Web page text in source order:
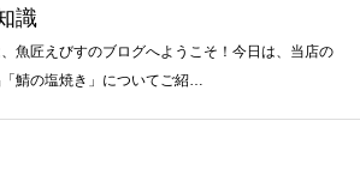
識
魚匠えびすのブログへようこそ！今日は、当店の
鯖の塩焼き」についてご紹…